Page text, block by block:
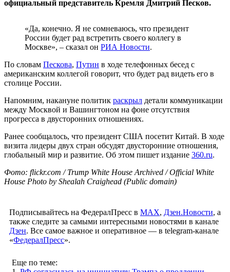
официальный представитель Кремля Дмитрий Песков.
«Да, конечно. Я не сомневаюсь, что президент
России будет рад встретить своего коллегу в
Москве», – сказал он РИА Новости.
По словам Пескова, Путин в ходе телефонных бесед с
американским коллегой говорит, что будет рад видеть его в
столице России.
Напомним, накануне политик раскрыл детали коммуникации
между Москвой и Вашингтоном на фоне отсутствия
прогресса в двусторонних отношениях.
Ранее сообщалось, что президент США посетит Китай. В ходе
визита лидеры двух стран обсудят двусторонние отношения,
глобальный мир и развитие. Об этом пишет издание 360.ru.
Фото: flickr.com / Trump White House Archived / Official White
House Photo by Shealah Craighead (Public domain)
Подписывайтесь на ФедералПресс в МАХ, Дзен.Новости, а
также следите за самыми интересными новостями в канале
Дзен. Все самое важное и оперативное — в telegram-канале
«ФедералПресс».
Еще по теме: